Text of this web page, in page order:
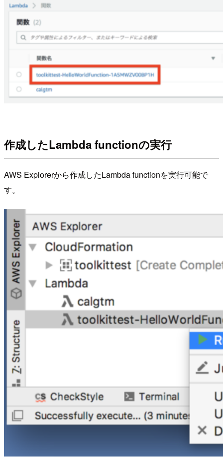
作成したLambda functionの実行
AWS Explorerから作成したLambda functionを実行可能で
す。